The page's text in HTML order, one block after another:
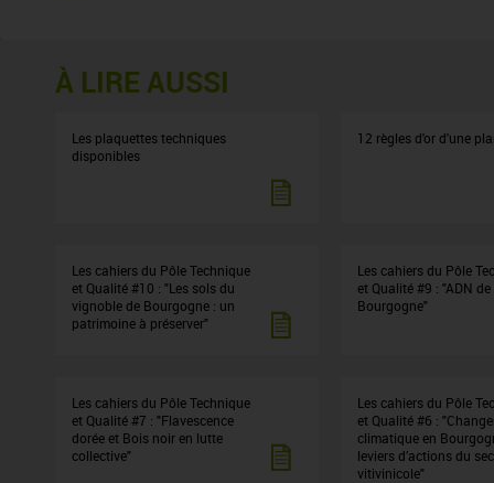
À LIRE AUSSI
Les plaquettes techniques
disponibles
12 règles d'or d'une
Les cahiers du Pôle Technique
et Qualité #10 : "Les sols du
vignoble de Bourgogne : un
patrimoine à préserver"
Les cahiers du Pôle
et Qualité #9 : "ADN
Bourgogne"
Les cahiers du Pôle Technique
et Qualité #7 : "Flavescence
dorée et Bois noir en lutte
collective"
Les cahiers du Pôle
et Qualité #6 :
climatique en
leviers d’actions du
vitivinicole"